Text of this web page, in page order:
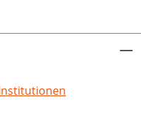
in den
erfasst und
wurde ein
das